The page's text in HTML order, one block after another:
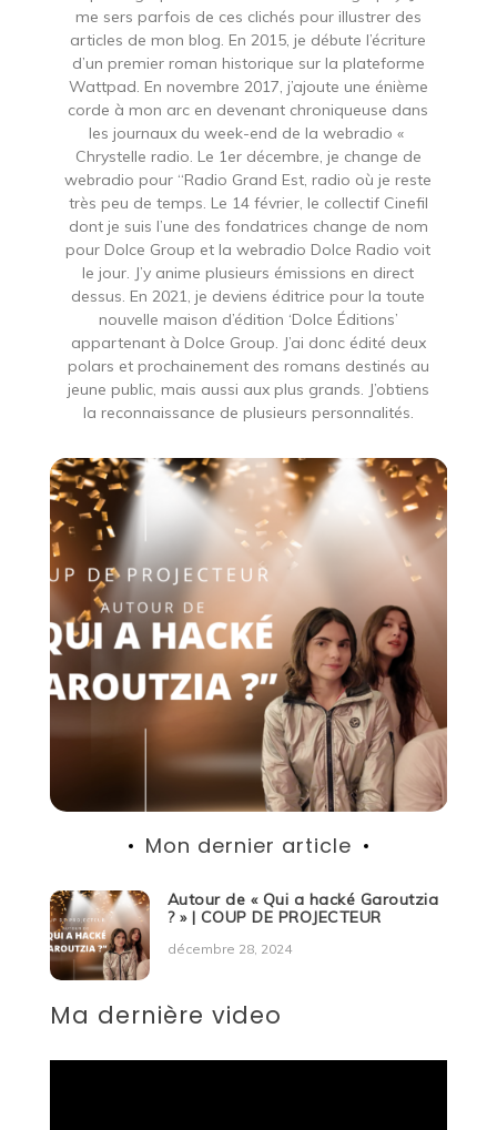
me sers parfois de ces clichés pour illustrer des
articles de mon blog. En 2015, je débute l’écriture
d’un premier roman historique sur la plateforme
Wattpad. En novembre 2017, j’ajoute une énième
corde à mon arc en devenant chroniqueuse dans
les journaux du week-end de la webradio «
Chrystelle radio. Le 1er décembre, je change de
webradio pour “Radio Grand Est, radio où je reste
très peu de temps. Le 14 février, le collectif Cinefil
dont je suis l’une des fondatrices change de nom
pour Dolce Group et la webradio Dolce Radio voit
le jour. J’y anime plusieurs émissions en direct
dessus. En 2021, je deviens éditrice pour la toute
nouvelle maison d’édition ‘Dolce Éditions’
appartenant à Dolce Group. J’ai donc édité deux
polars et prochainement des romans destinés au
jeune public, mais aussi aux plus grands. J’obtiens
la reconnaissance de plusieurs personnalités.
Mon dernier article
Autour de « Qui a hacké Garoutzia
? » | COUP DE PROJECTEUR
décembre 28, 2024
Ma dernière video